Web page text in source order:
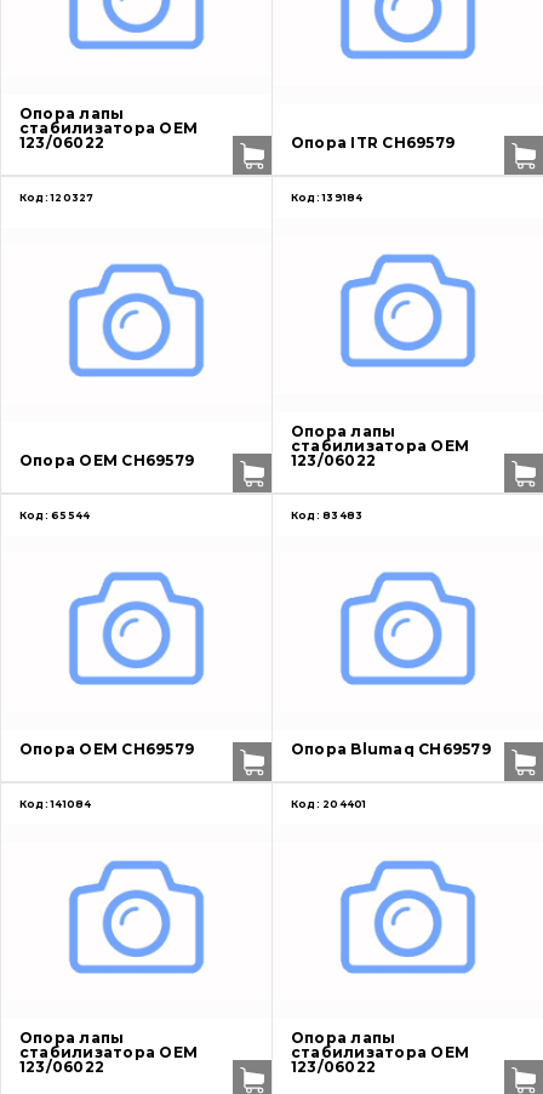
О нас
Вакансии
Каталог
Фильтры и смазочные материалы
Болты, гайки и элементы крепления
Ножи, режущие кромки
Защита (ковша, адаптера)
Пальци и втулки
написати
листа
зателефонувати
Опора лапы
стабилизатора OEM
123/06022
Опора ITR CH69579
Код: 120327
Опора OEM CH69579
Код: 139184
Опора лапы
стабилизатора OEM
123/06022
Код: 65544
Опора OEM CH69579
Код: 83483
Опора Blumaq CH69579
Код: 141084
Опора лапы
стабилизатора OEM
123/06022
Код: 204401
Опора лапы
стабилизатора OEM
123/06022